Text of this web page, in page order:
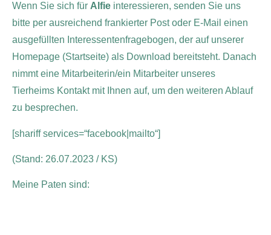
Wenn Sie sich für Alfie interessieren, senden Sie uns
bitte per ausreichend frankierter Post oder E-Mail einen
ausgefüllten Interessentenfragebogen, der auf unserer
Homepage (Startseite) als Download bereitsteht. Danach
nimmt eine Mitarbeiterin/ein Mitarbeiter unseres
Tierheims Kontakt mit Ihnen auf, um den weiteren Ablauf
zu besprechen.
[shariff services=“facebook|mailto“]
(Stand: 26.07.2023 / KS)
Meine Paten sind: